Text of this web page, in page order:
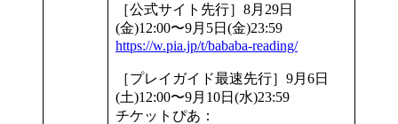
［公式サイト先行］8月29日
(金)12:00〜9月5日(金)23:59
https://w.pia.jp/t/bababa-reading/
［プレイガイド最速先行］9月6日
(土)12:00〜9月10日(水)23:59
チケットぴあ：